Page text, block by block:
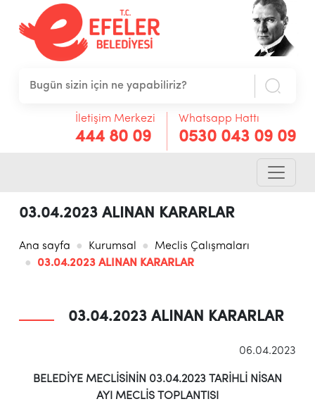
İletişim Merkezi
444 80 09
Whatsapp Hattı
0530 043 09 09
03.04.2023 ALINAN KARARLAR
Ana sayfa Kurumsal
Meclis Çalışmaları
03.04.2023 ALINAN KARARLAR
03.04.2023 ALINAN KARARLAR
06.04.2023
BELEDİYE MECLİSİNİN 03.04.2023 TARİHLİ NİSAN
AYI MECLİS TOPLANTISI